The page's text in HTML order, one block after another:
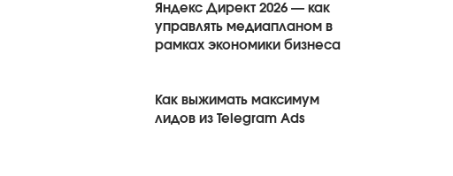
Яндекс Директ 2026 — как
управлять медиапланом в
рамках экономики бизнеса
Как выжимать максимум
лидов из Telegram Ads